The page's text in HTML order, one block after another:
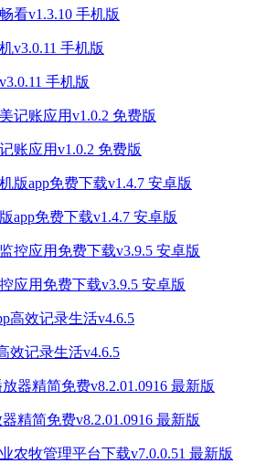
看v1.3.10 手机版
手机版
账应用v1.0.2 免费版
app免费下载v1.4.7 安卓版
应用免费下载v3.9.5 安卓版
效记录生活v4.6.5
精简免费v8.2.01.0916 最新版